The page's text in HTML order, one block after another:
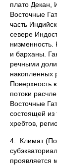
плато Декан,
Восточные
часть
севере
и барханы.
речными
накопленных
Поверхность
потоки
Восточные
состоящей из
хребтов,
4. Климат
проявляется